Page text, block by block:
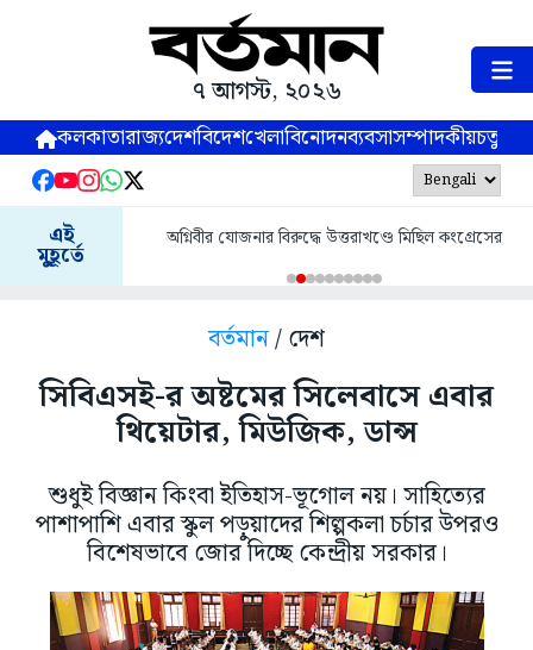
৭ আগস্ট, ২০২৬
কলকাতারাজ্যদেশবিদেশখেলাবিনোদনব্যবসাসম্পাদকীয়
এই
মুহূর্তে
অগ্নিবীর যোজনার বিরুদ্ধে উত্তরাখণ্ডে মিছিল কংগ্রেসের
বর্তমান/ দেশ
সিবিএসই-র অষ্টমের সিলেবাসে এবার
থিয়েটার, মিউজিক, ডান্স
শুধুই বিজ্ঞান কিংবা ইতিহাস-ভূগোল নয়। সাহিত্যের
পাশাপাশি এবার স্কুল পড়ুয়াদের শিল্পকলা চর্চার উপরও
বিশেষভাবে জোর দিচ্ছে কেন্দ্রীয় সরকার।